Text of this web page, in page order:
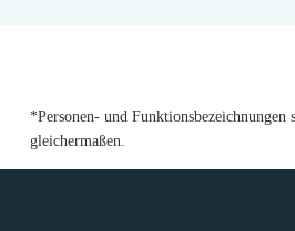
*Personen- und Funktionsbezeichnungen
gleichermaßen.